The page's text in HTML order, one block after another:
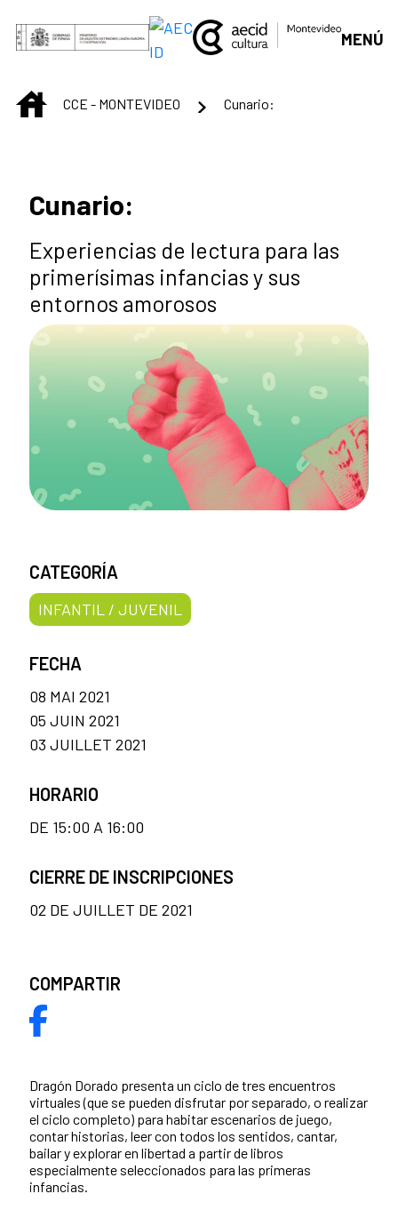
Saut au contenu principal
MENÚ
INICIOCCE - MONTEVIDEO Cunario:
Cunario:
Experiencias de lectura para las
primerísimas infancias y sus
entornos amorosos
Dragón Dorado presenta un ciclo de tres encuentros
virtuales (que se pueden disfrutar por separado, o realizar
el ciclo completo) para habitar escenarios de juego,
contar historias, leer con todos los sentidos, cantar,
bailar y explorar en libertad a partir de libros
especialmente seleccionados para las primeras
infancias.
CATEGORÍA
INFANTIL / JUVENIL
FECHA
08 MAI 2021
05 JUIN 2021
03 JUILLET 2021
HORARIO
DE 15:00 A 16:00
CIERRE DE INSCRIPCIONES
02 DE JUILLET DE 2021
COMPARTIR